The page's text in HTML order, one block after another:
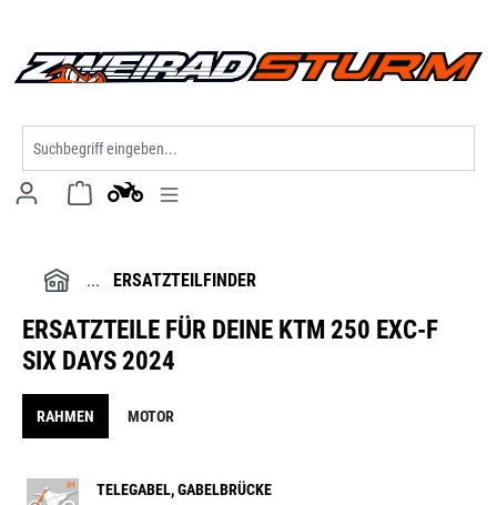
ERSATZTEILFINDER
ERSATZTEILE FÜR DEINE KTM 250 EXC-F
SIX DAYS 2024
RAHMEN MOTOR
TELEGABEL, GABELBRÜCKE